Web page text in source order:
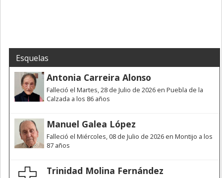
Esquelas
Antonia Carreira Alonso
Falleció el Martes, 28 de Julio de 2026 en Puebla de la
Calzada a los 86 años
Manuel Galea López
Falleció el Miércoles, 08 de Julio de 2026 en Montijo a los
87 años
Trinidad Molina Fernández